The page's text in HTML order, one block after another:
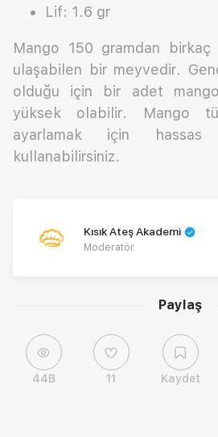
Paylaş
44B 11 Kaydet
Lif: 1.6 gr
Mango 150 gramdan birkaç
ulaşabilen bir meyvedir.
olduğu için bir adet
yüksek olabilir. Mango
ayarlamak için hassas
kullanabilirsiniz.
Kısık Ateş Akademi
Moderatör